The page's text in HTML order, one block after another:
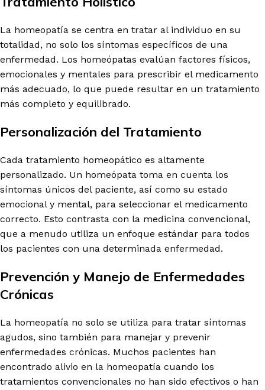
La homeopatía se centra en tratar al individuo en su
totalidad, no solo los síntomas específicos de una
enfermedad. Los homeópatas evalúan factores físicos,
emocionales y mentales para prescribir el medicamento
más adecuado, lo que puede resultar en un tratamiento
más completo y equilibrado.
Personalización del Tratamiento
Cada tratamiento homeopático es altamente
personalizado. Un homeópata toma en cuenta los
síntomas únicos del paciente, así como su estado
emocional y mental, para seleccionar el medicamento
correcto. Esto contrasta con la medicina convencional,
que a menudo utiliza un enfoque estándar para todos
los pacientes con una determinada enfermedad.
Prevención y Manejo de Enfermedades
Crónicas
La homeopatía no solo se utiliza para tratar síntomas
agudos, sino también para manejar y prevenir
enfermedades crónicas. Muchos pacientes han
encontrado alivio en la homeopatía cuando los
tratamientos convencionales no han sido efectivos o han